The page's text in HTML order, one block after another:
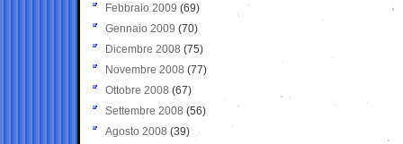
Febbraio 2009 (69)
Gennaio 2009 (70)
Dicembre 2008 (75)
Novembre 2008 (77)
Ottobre 2008 (67)
Settembre 2008 (56)
Agosto 2008 (39)